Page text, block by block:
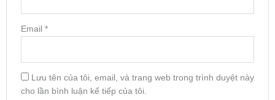
Email *
Lưu tên của tôi, email, và trang web trong trình duyệt này
cho lần bình luận kế tiếp của tôi.